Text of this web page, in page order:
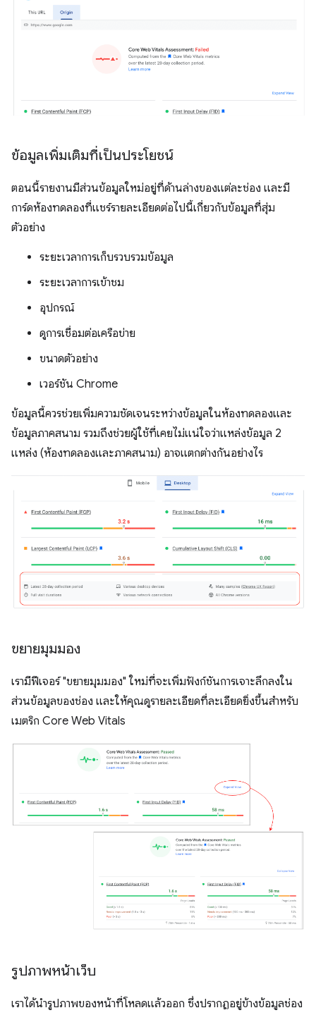
ข้อมูลเพิ่มเติมที่เป็นประโยชน์
ตอนนี้รายงานมีส่วนข้อมูลใหม่อยู่ที่ด้านล่างของแต่ละช่อง และมี
การ์ดห้องทดลองที่แชร์รายละเอียดต่อไปนี้เกี่ยวกับข้อมูลที่สุ่ม
ตัวอย่าง
ระยะเวลาการเก็บรวบรวมข้อมูล
ระยะเวลาการเข้าชม
อุปกรณ์
ดูการเชื่อมต่อเครือข่าย
ขนาดตัวอย่าง
เวอร์ชัน Chrome
ข้อมูลนี้ควรช่วยเพิ่มความชัดเจนระหว่างข้อมูลในห้องทดลองและ
ข้อมูลภาคสนาม รวมถึงช่วยผู้ใช้ที่เคยไม่แน่ใจว่าแหล่งข้อมูล 2
แหล่ง (ห้องทดลองและภาคสนาม) อาจแตกต่างกันอย่างไร
ขยายมุมมอง
เรามีฟีเจอร์ "ขยายมุมมอง" ใหม่ที่จะเพิ่มฟังก์ชันการเจาะลึกลงใน
ส่วนข้อมูลของช่อง และให้คุณดูรายละเอียดที่ละเอียดยิ่งขึ้นสำหรับ
เมตริก Core Web Vitals
รูปภาพหน้าเว็บ
เราได้นํารูปภาพของหน้าที่โหลดแล้วออก ซึ่งปรากฏอยู่ข้างข้อมูลช่อง